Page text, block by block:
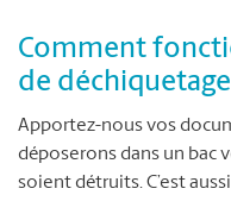
Comment
de déchiquetage
Apportez-nous vos
déposerons dans un bac
soient détruits. C’est